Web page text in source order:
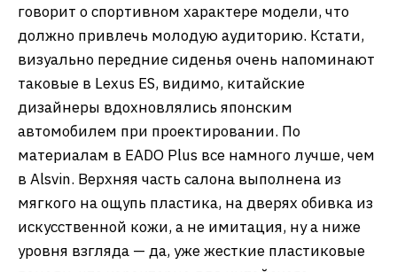
говорит о спортивном характере модели, что
должно привлечь молодую аудиторию. Кстати,
визуально передние сиденья очень напоминают
таковые в Lexus ES, видимо, китайские
дизайнеры вдохновлялись японским
автомобилем при проектировании. По
материалам в EADO Plus все намного лучше, чем
в Alsvin. Верхняя часть салона выполнена из
мягкого на ощупь пластика, на дверях обивка из
искусственной кожи, а не имитация, ну а ниже
уровня взгляда — да, уже жесткие пластиковые